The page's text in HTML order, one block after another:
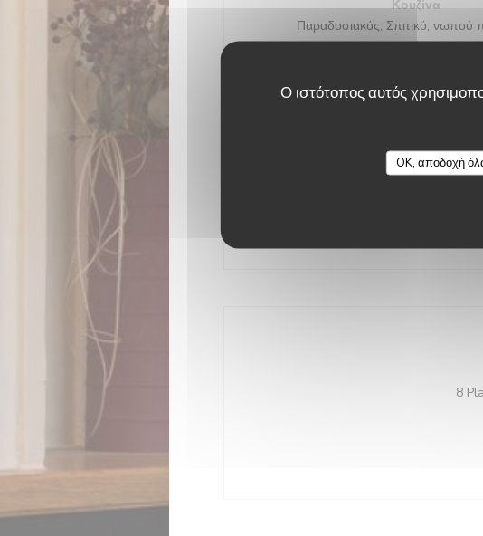
Ο ιστότοπος αυτός
OK, αποδοχή
Κουζίνα
Παραδοσιακός, Σπιτικό, νωπού
fi, ταράτσα
8